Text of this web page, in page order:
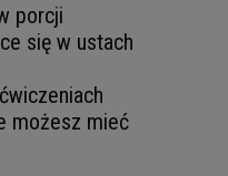
porcji
się w ustach
możesz mieć